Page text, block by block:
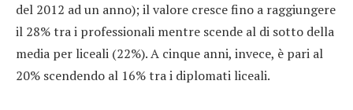
del 2012 ad un anno); il valore cresce fino a raggiungere
il 28% tra i professionali mentre scende al di sotto della
media per liceali (22%). A cinque anni, invece, è pari al
20% scendendo al 16% tra i diplomati liceali.